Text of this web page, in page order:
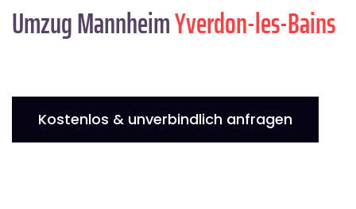
Umzug MannheimYverdon-les-Bains
Kostenlos & unverbindlich anfragen